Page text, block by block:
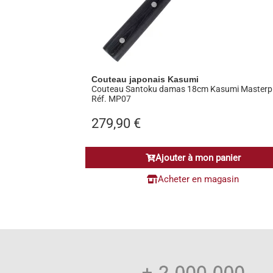
Couteau japonais Kasumi
Couteau Santoku damas 18cm Kasumi
Réf. MP07
279,90 €
Ajouter à mon panier
Acheter en magasin